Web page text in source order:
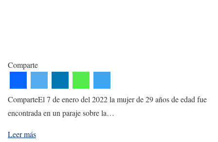
Comparte
ComparteEl 7 de enero del 2022 la mujer de 29 años de edad fue
encontrada en un paraje sobre la…
Leer más